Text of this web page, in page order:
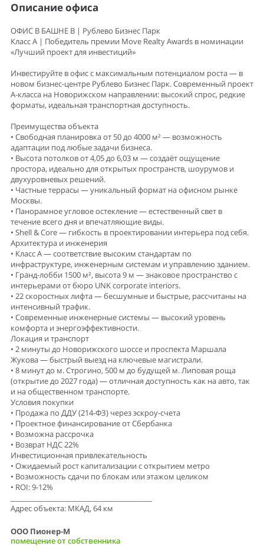
Описание офиса
ОФИС В БАШНЕ B | Рублево Бизнес Парк
Класс А | Победитель премии Move Realty Awards в номинации
«Лучший проект для инвестиций»
Инвестируйте в офис с максимальным потенциалом роста — в
новом бизнес-центре Рублево Бизнес Парк. Современный проект
А-класса на Новорижском направлении: высокий спрос, редкие
форматы, идеальная транспортная доступность.
Преимущества объекта
• Свободная планировка от 50 до 4000 м² — возможность
адаптации под любые задачи бизнеса.
• Высота потолков от 4,05 до 6,03 м — создаёт ощущение
простора, идеально для открытых пространств, шоурумов и
двухуровневых решений.
• Частные террасы — уникальный формат на офисном рынке
Москвы.
• Панорамное угловое остекление — естественный свет в
течение всего дня и впечатляющие виды.
• Shell & Core — гибкость в проектировании интерьера под себя.
Архитектура и инженерия
• Класс А — соответствие высоким стандартам по
инфраструктуре, инженерным системам и управлению зданием.
• Гранд-лобби 1500 м², высота 9 м — знаковое пространство с
интерьерами от бюро UNK corporate interiors.
• 22 скоростных лифта — бесшумные и быстрые, рассчитаны на
интенсивный трафик.
• Современные инженерные системы — высокий уровень
комфорта и энергоэффективности.
Локация и транспорт
• 2 минуты до Новорижского шоссе и проспекта Маршала
Жукова — быстрый выезд на ключевые магистрали.
• 8 минут до м. Строгино, 500 м до будущей м. Липовая роща
(открытие до 2027 года) — отличная доступность как на авто, так
и на общественном транспорте.
Условия покупки
• Продажа по ДДУ (214-ФЗ) через эскроу-счета
• Проектное финансирование от Сбербанка
• Возможна рассрочка
• Возврат НДС 22%
Инвестиционная привлекательность
• Ожидаемый рост капитализации с открытием метро
• Возможность сдачи по блокам или этажом целиком
• ROI: 9-12%
Адрес объекта: МКАД, 64 км
ООО Пионер-М
помещение от собственника